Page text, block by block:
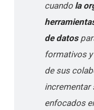
cuando la
de datos
formativos
de sus
incrementar
enfocados